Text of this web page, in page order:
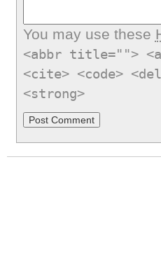
You may use these
<abbr title="">
<cite> <code>
<strong>